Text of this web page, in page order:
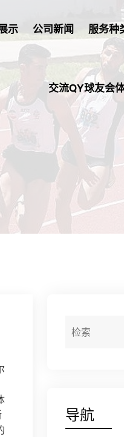
示 公司新闻 服务种
交流QY球友会
导航